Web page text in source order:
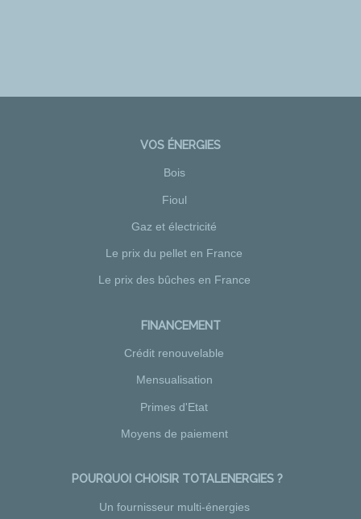
VOS ÉNERGIES
Bois
Fioul
Gaz et électricité
Le prix du pellet en France
Le prix des bûches en France
FINANCEMENT
Crédit renouvelable
Mensualisation
Primes d'Etat
Moyens de paiement
POURQUOI CHOISIR TOTALENERGIES ?
Un fournisseur multi-énergies